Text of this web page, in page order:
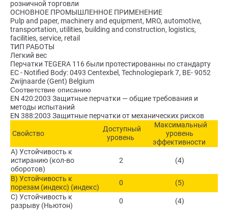
розничной торговли
ОСНОВНОЕ ПРОМЫШЛЕННОЕ ПРИМЕНЕНИЕ
Pulp and paper, machinery and equipment, MRO, automotive,
transportation, utilities, building and construction, logistics,
facilities, service, retail
ТИП РАБОТЫ
Легкий вес
Перчатки TEGERA 116 были протестированны по стандарту
ЕС - Notified Body: 0493 Centexbel, Technologiepark 7, BE- 9052
Zwijnaarde (Gent) Belgium
Соответствие описанию
EN 420:2003 Защитные перчатки — общие требования и
методы испытаний
EN 388:2003 Защитные перчатки от механических рисков
Свойство
Доступный
уровень
Максимальный
уровень
эффективности
A) Устойчивость к
истиранию (кол-во
оборотов)
2 (4)
B) Устойчивость к
порезам (индекс) (индекс)
0
(5)
C) Устойчивость к
разрыву (Ньютон)
0
(4)